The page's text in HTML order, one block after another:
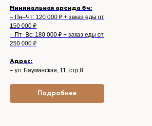
Минимальная аренда 6ч:
– Пн–Чт: 120 000 ₽ + заказ еды от
150 000 ₽
– Пт–Вс: 180 000 ₽ + заказ еды от
250 000 ₽
Адрес:
– ул. Бауманская, 11, стр.8
Подробнее